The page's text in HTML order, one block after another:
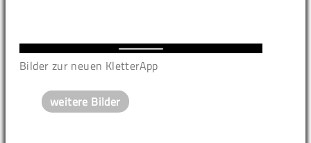
Bilder zur neuen KletterApp
weitere Bilder